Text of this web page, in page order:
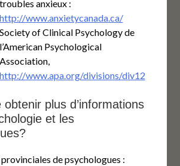
troubles anxieux :
http://www.anxietycanada.ca/
Society of Clinical Psychology de
l’American Psychological
Association,
http://www.apa.org/divisions/div12
obtenir plus d’informations
et les
de psychologues :